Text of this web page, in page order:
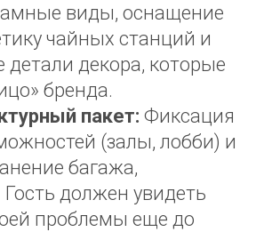
виды, оснащение
чайных станций и
детали декора, которые
бренда.
пакет: Фиксация
(залы, лобби) и
багажа,
Гость должен увидеть
проблемы еще до